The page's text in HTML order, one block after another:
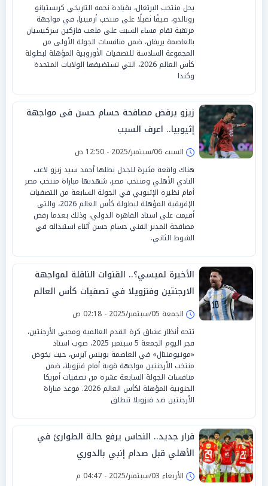
يحل منتخب البرتغال، بقيادة نجمه التاريخي كريستيانو
رونالدو، ضيفًا ثقيلًا على منتخب أرمينيا، في مواجهة
مرتقبة تقام مساء السبت على ملعب فازكين سركيسيان
بالعاصمة يريفان، ضمن منافسات الجولة الأولى من
المجموعة السادسة للتصفيات الأوروبية المؤهلة لبطولة
كأس العالم 2026، التي تستضيفها الولايات المتحدة
وكندا
زيزو يرفض مصافحة حسام حسن فى مواجهة
إثيوبيا.. اعرف السبب
السبت 06/سبتمبر/2025 - 12:50 ص
هناك واقعة مثيرة للجدل بطلها أحمد سيد زيزو لاعب
النادي الأهلي ومنتخب مصر، شهدتها مباراة منتخب مصر
أمام نظيره الإثيوبي في الجولة السابعة من التصفيات
الإفريقية المؤهلة لبطولة كأس العالم 2026، والتي
أقيمت على استاد القاهرة الدولي، وذلك بعدما رفض
مصافحة المدير الفني حسام حسن أثناء استبداله في
الشوط الثاني.
الأخيرة لميسي؟.. القنوات الناقلة لمواجهة
الارجنتين وفنزويلا في تصفيات كأس العالم
2026الجمعة 05/سبتمبر/2025 - 02:18 ص
تتجه أنظار عشاق كرة القدم العالمية ومحبي الأرجنتين،
فجر اليوم الجمعة 5 سبتمبر 2025، صوب استاد
«مونيومنتال» في العاصمة بوينس آيرس، حيث يخوض
منتخب الأرجنتين مواجهة قوية أمام فنزويلا، ضمن
منافسات الجولة السابعة عشرة من تصفيات أمريكا
الجنوبية المؤهلة لكأس العالم 2026. موعد مباراة
الأرجنتين ضد فنزويلا تنطلق
قرار جديد.. النحاس يرفع حالة الطوارئ في
الأهلي قبل صدام إنبي بالدوري
الأربعاء 03/سبتمبر/2025 - 04:47 م